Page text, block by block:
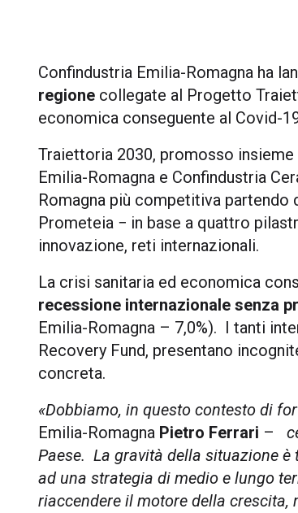
Confindustria Emilia-Romagna ha
regionecollegate al Progetto
economica conseguente al Covid-
Traiettoria 2030, promosso
Emilia-Romagna e Confindustria
Romagna più competitiva partendo
Prometeia − in base a quattro
innovazione, reti internazionali.
La crisi sanitaria ed economica
recessione internazionale senza
Emilia-Romagna – 7,0%). I tanti
Recovery Fund, presentano
concreta.
«Dobbiamo, in questo contesto di
Emilia-Romagna Pietro Ferrari –
Paese. La gravità della situazione
aduna strategia di medio e lungo
riaccendere il motore della